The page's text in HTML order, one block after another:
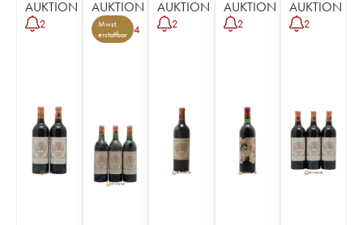
AUKTION
2
AUKTION
Mwst.
erstattbar
4
AUKTION
2
AUKTION
2
AUKTION
2